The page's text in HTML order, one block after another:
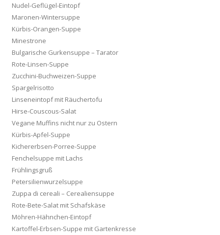
Nudel-Geflügel-Eintopf
Maronen-Wintersuppe
Kürbis-Orangen-Suppe
Minestrone
Bulgarische Gurkensuppe – Tarator
Rote-Linsen-Suppe
Zucchini-Buchweizen-Suppe
Spargelrisotto
Linseneintopf mit Räuchertofu
Hirse-Couscous-Salat
Vegane Muffins nicht nur zu Ostern
Kürbis-Apfel-Suppe
Kichererbsen-Porree-Suppe
Fenchelsuppe mit Lachs
Frühlingsgruß
Petersilienwurzelsuppe
Zuppa di cereali – Cerealiensuppe
Rote-Bete-Salat mit Schafskäse
Möhren-Hähnchen-Eintopf
Kartoffel-Erbsen-Suppe mit Gartenkresse